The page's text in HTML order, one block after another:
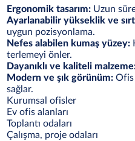
Ergonomik tasarım: Uzun
Ayarlanabilir yükseklik ve sırt
uygun pozisyonlama.
Nefes alabilen kumaş yüzey:
terlemeyi önler.
Dayanıklı ve kaliteli
Modern ve şık görünüm: Ofis
sağlar.
Kurumsal ofisler
Ev ofis alanları
Toplantı odaları
Çalışma, proje odaları